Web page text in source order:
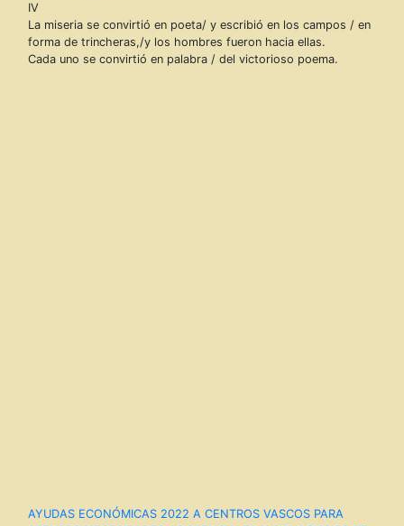
IV
La miseria se convirtió en poeta/ y escribió en los campos / en
forma de trincheras,/y los hombres fueron hacia ellas.
Cada uno se convirtió en palabra / del victorioso poema.
AYUDAS ECONÓMICAS 2022 A CENTROS VASCOS PARA